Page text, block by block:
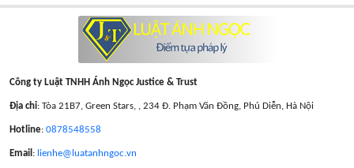
Công ty Luật TNHH Ánh Ngọc Justice & Trust
Địa chỉ: Tòa 21B7, Green Stars, , 234 Đ. Phạm Văn Đồng, Phú Diễn, Hà Nội
Hotline: 0878548558
Email : lienhe@luatanhngoc.vn